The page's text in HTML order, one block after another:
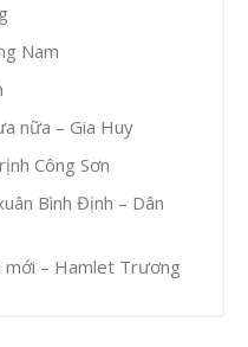
Nam
nữa – Gia Huy
Công Sơn
Bình Định – Dân
mới – Hamlet Trương